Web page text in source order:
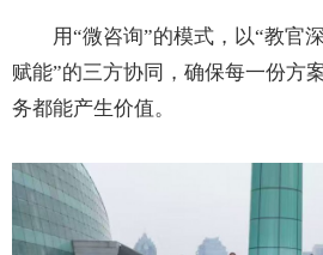
用“微咨询”的模式，以“教官
赋能”的三方协同，确保每一份方
务都能产生价值。